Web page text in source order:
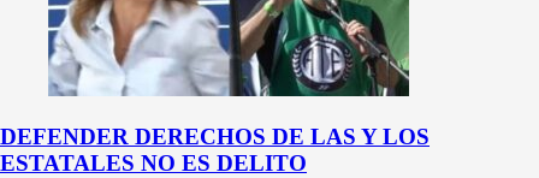
DEFENDER DERECHOS DE LAS Y LOS
ESTATALES NO ES DELITO